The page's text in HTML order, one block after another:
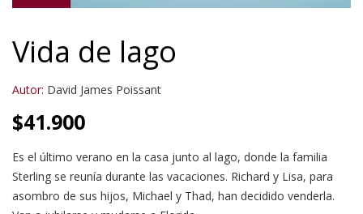
Vida de lago
Autor: David James Poissant
$41.900
Es el último verano en la casa junto al lago, donde la familia
Sterling se reunía durante las vacaciones. Richard y Lisa, para
asombro de sus hijos, Michael y Thad, han decidido venderla.